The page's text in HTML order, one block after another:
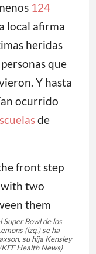
124
local afirma
heridas
que
Y hasta
ocurrido
de
Super Bowl de los
(izq.) se ha
su hija Kensley
Health News)